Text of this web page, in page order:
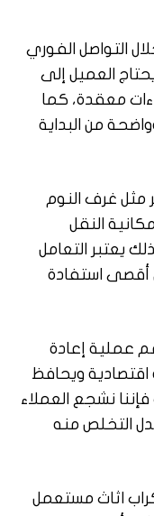
التواصل الفوري
العميل إلى
معقدة، كما
من البداية
مثل غرف النوم
النقل
يعتبر التعامل
استفادة
عملية إعادة
اقتصادية ويحافظ
نشجع العملاء
التخلص منه
اثاث مستعمل